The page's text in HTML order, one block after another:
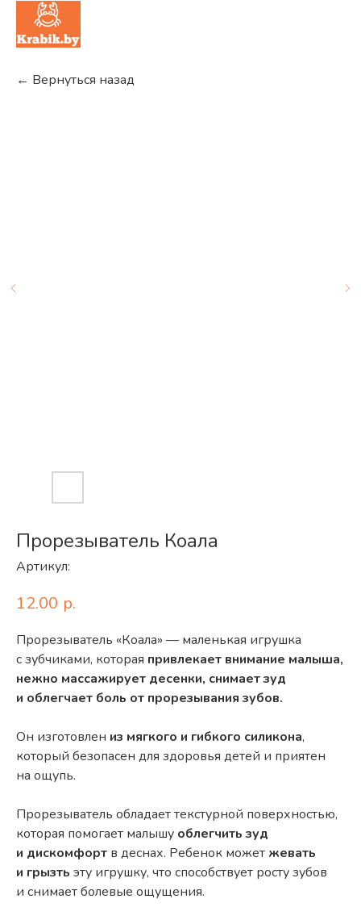
← Вернуться назад
Прорезыватель Коала
Артикул:
12.00 р.
Прорезыватель «Коала» — маленькая игрушка
с зубчиками, которая привлекает внимание малыша,
нежно массажирует десенки, снимает зуд
и облегчает боль от прорезывания зубов.
Он изготовлен из мягкого и гибкого силикона,
который безопасен для здоровья детей и приятен
на ощупь.
Прорезыватель обладает текстурной поверхностью,
которая помогает малышу облегчить зуд
и дискомфорт в деснах. Ребенок может жевать
и грызть эту игрушку, что способствует росту зубов
и снимает болевые ощущения.